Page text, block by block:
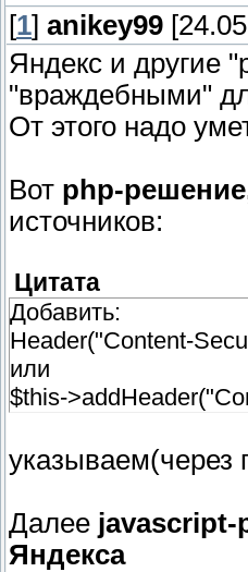
[1] anikey99
Яндекс и другие
"враждебными"
От этого надо
Вот php-
источников:
Цитата
Добавить:
Header("Content-
или
$this-
указываем(через
Далее
Яндекса